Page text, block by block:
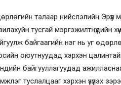
талаар нийслэлийн
тусгай
байгаагийн нэг нь уг
оюутнуудад хэрхэн
байгууллагуудад
туслалцааг хэрхэн үзүүлэх